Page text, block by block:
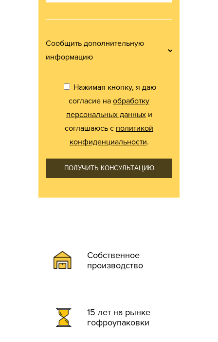
Собственное
производство
15 лет на рынке
гофроупаковки
Сообщить дополнительную
информацию
Нажимая кнопку, я даю
согласие на обработку
персональных данныхи
соглашаюсь с политикой
конфиденциальности.
ПОЛУЧИТЬ КОНСУЛЬТАЦИЮ